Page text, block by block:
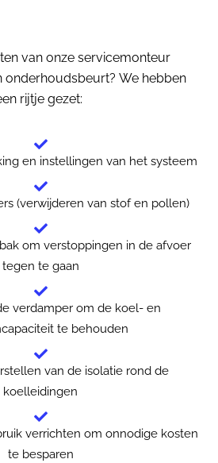
van onze servicemonteur
onderhoudsbeurt? We hebben
rijtje gezet:
en instellingen van het systeem
(verwijderen van stof en pollen)
om verstoppingen in de afvoer
tegen te gaan
verdamper om de koel- en
te behouden
van de isolatie rond de
koelleidingen
verrichten om onnodige kosten
te besparen